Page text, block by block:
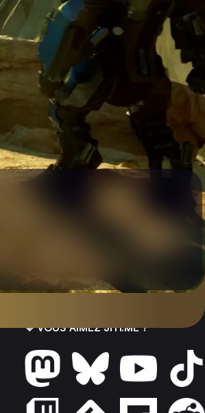
💜 VOUS AIMEZ JITI.ME ?